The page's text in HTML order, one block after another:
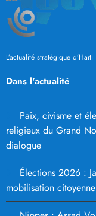
L’actualité stratégique d’Haïti
Dans l'actualité
Paix, civisme et
religieux du Grand
dialogue
Élections 2026 :
mobilisation citoyenne